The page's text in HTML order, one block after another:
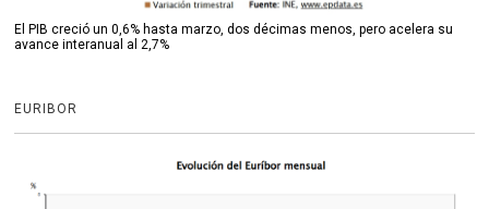
El PIB creció un 0,6% hasta marzo, dos décimas menos, pero acelera su
avance interanual al 2,7%
EURIBOR